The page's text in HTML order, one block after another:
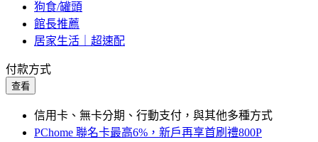
狗食/罐頭
館長推薦
居家生活｜超速配
付款方式
查看
信用卡、無卡分期、行動支付，與其他多種方式
PChome 聯名卡最高6%，新戶再享首刷禮800P